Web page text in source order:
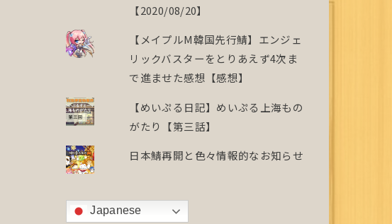
【2020/08/20】
【メイプルM韓国先行鯖】エンジェ
リックバスターをとりあえず4次ま
で進ませた感想【感想】
【めいぷる日記】めいぷる上海もの
がたり【第三話】
日本鯖再開と色々情報的なお知らせ
Japanese